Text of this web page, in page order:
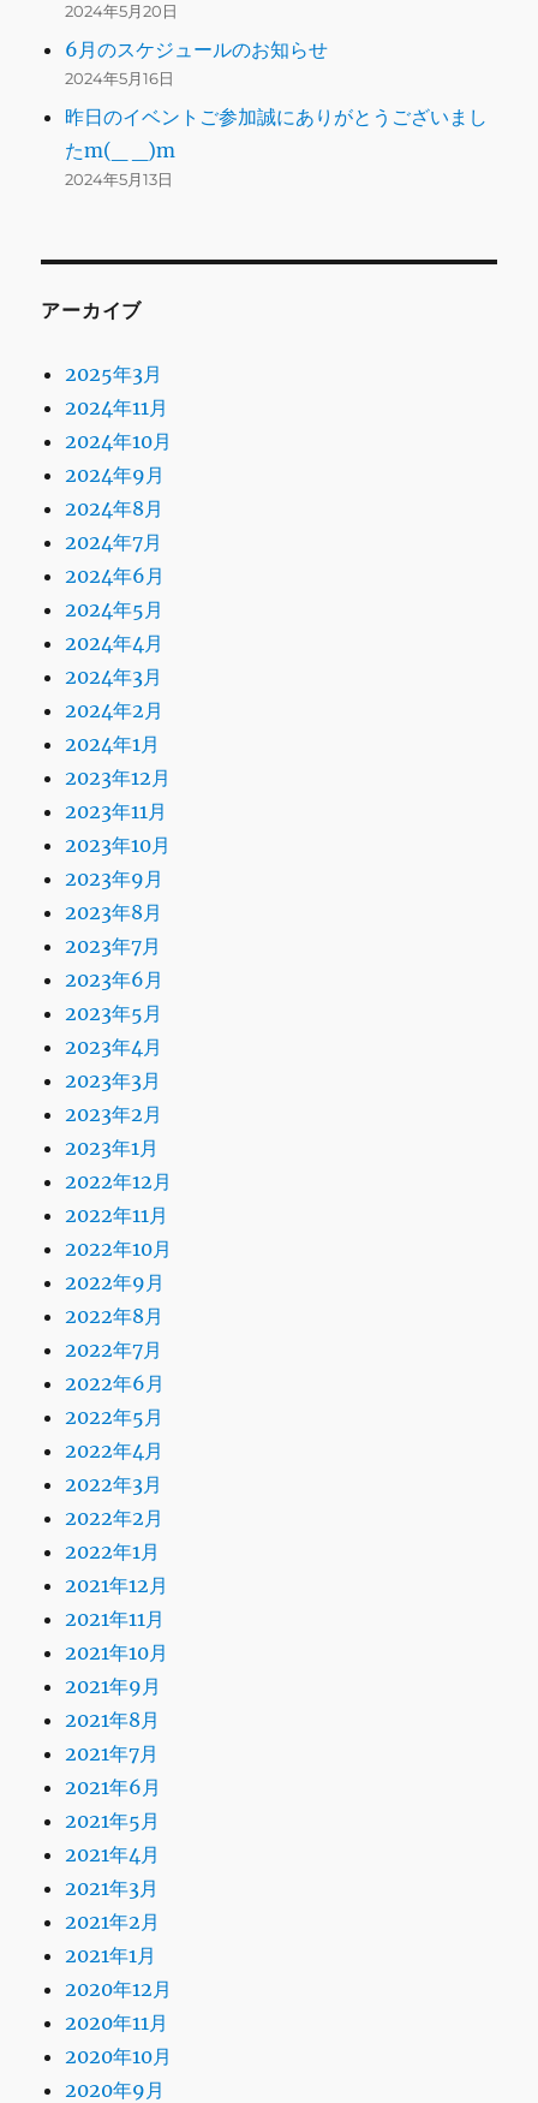
2024年5月20日
6月のスケジュールのお知らせ
2024年5月16日
昨日のイベントご参加誠にありがとうございまし
たm(_ _)m
2024年5月13日
アーカイブ
2025年3月
2024年11月
2024年10月
2024年9月
2024年8月
2024年7月
2024年6月
2024年5月
2024年4月
2024年3月
2024年2月
2024年1月
2023年12月
2023年11月
2023年10月
2023年9月
2023年8月
2023年7月
2023年6月
2023年5月
2023年4月
2023年3月
2023年2月
2023年1月
2022年12月
2022年11月
2022年10月
2022年9月
2022年8月
2022年7月
2022年6月
2022年5月
2022年4月
2022年3月
2022年2月
2022年1月
2021年12月
2021年11月
2021年10月
2021年9月
2021年8月
2021年7月
2021年6月
2021年5月
2021年4月
2021年3月
2021年2月
2021年1月
2020年12月
2020年11月
2020年10月
2020年9月